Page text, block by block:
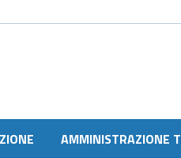
AMMINISTRAZIONE